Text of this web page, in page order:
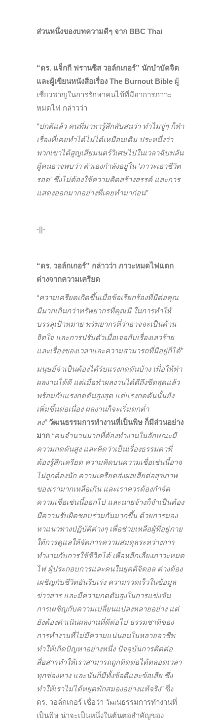
ส่วนหนึ่งของบทความดีๆ จาก BBC Thai
“ดร. แจ็กกี ฟรานซิส วอล์กเกอร์” นักบำบัดจิต
และผู้เขียนหนังสือเรื่อง The Burnout Bible ผู้
เชี่ยวชาญในการรักษาคนไข้ที่มีอาการภาวะ
หมดไฟ กล่าวว่า
“ปกติแล้ว คนที่มาหารู้สึกสับสนว่า ทำไมจู่ๆ ก็ทำ
เรื่องที่เคยทำได้ไม่ได้เหมือนเดิม ประหนึ่งว่า
พวกเขาได้สูญเสียมนตร์วิเศษไปในเวลาฉับพลัน
ผู้คนอาจพบว่า ตัวเองกำลังอยู่ใน ‘ภาวะเอาชีวิต
รอด’ ซึ่งไม่ต้องใช้ความคิดสร้างสรรค์ และการ
แสดงออกมากอย่างที่เคยทำมาก่อน”
-||-
“ดร. วอล์กเกอร์” กล่าวว่า ภาวะหมดไฟแตก
ต่างจากความเครียด
“ความเครียดเกิดขึ้นเมื่อข้อเรียกร้องที่มีต่อคุณ
มีมากเกินกว่าทรัพยากรที่คุณมี ในการทำให้
บรรลุเป้าหมาย ทรัพยากรที่ว่าอาจจะเป็นด้าน
จิตใจ และการปรับตัวเมื่อเจอกับเรื่องเลวร้าย
และเรื่องของเวลาและความสามารถที่มีอยู่ก็ได้”
มนุษย์จำเป็นต้องได้รับแรงกดดันบ้าง เพื่อให้ทำ
ผลงานได้ดี แต่เมื่อทำผลงานได้ดีถึงขีดสุดแล้ว
พร้อมกับแรงกดดันสูงสุด แต่แรงกดดันนั้นยัง
เพิ่มขึ้นต่อเนื่อง ผลงานก็จะเริ่มตกต่ำ
ลง” วัฒนธรรมการทำงานที่เป็นพิษ ก็มีส่วนอย่าง
มาก “คนจำนวนมากที่ต้องทำงานในลักษณะมี
ความกดดันสูง และคิดว่าเป็นเรื่องธรรมดาที่
ต้องรู้สึกเครียด ความคิดบนความเชื่อเช่นนี้อาจ
ไม่ถูกต้องนัก ความเครียดส่งผลเสียต่อสุขภาพ
ของเรามากเหลือเกิน และเราควรต้องกำจัด
ความเชื่อเช่นนี้ออกไป และนายจ้างก็จำเป็นต้อง
มีความรับผิดชอบร่วมกันมากขึ้น ด้วยการมอง
หาแนวทางปฏิบัติต่างๆ เพื่อช่วยเหลือผู้ที่อยู่ภาย
ใต้การดูแลให้จัดการความสมดุลระหว่างการ
ทำงานกับการใช้ชีวิตได้ เพื่อหลีกเลี่ยงภาวะหมด
ไฟ ผู้ประกอบการและคนในยุคดิจิตอล ต่างต้อง
เผชิญกับชีวิตอันรีบเร่ง ความรวดเร็วในข้อมูล
ข่าวสาร และมีความกดดันสูงในการแข่งขัน
การเผชิญกับความเปลี่ยนแปลงหลายอย่าง แต่
ยังต้องดำเนินผลงานที่ดีต่อไป ธรรมชาติของ
การทำงานที่ไม่มีความแน่นอนในหลายอาชีพ
ทำให้เกิดปัญหาอย่างหนึ่ง ปัจจุบันการติดต่อ
สื่อสารทำให้เราสามารถถูกติดต่อได้ตลอดเวลา
ทุกช่องทาง และนั่นก็มีทั้งข้อดีและข้อเสีย ซึ่ง
ทำให้เราไม่ได้หยุดพักสมองอย่างแท้จริง”ซึ่ง
ดร. วอล์กเกอร์ เชื่อว่า วัฒนธรรมการทำงานที่
เป็นพิษ น่าจะเป็นหนึ่งในต้นตอสำคัญของ